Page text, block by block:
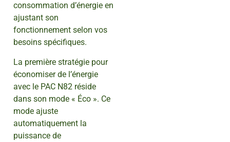
consommation d’énergie en
ajustant son
fonctionnement selon vos
besoins spécifiques.
La première stratégie pour
économiser de l’énergie
avec le PAC N82 réside
dans son mode « Éco ». Ce
mode ajuste
automatiquement la
puissance de